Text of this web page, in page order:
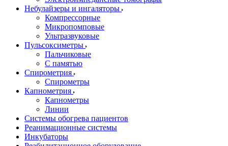
Небулайзеры и ингаляторы
Компрессорные
Микропомповые
Ультразвуковые
Пульсоксиметры
Пальчиковые
С памятью
Спирометрия
Спирометры
Капнометрия
Капнометры
Линии
Системы обогрева пациентов
Реанимационные системы
Инкубаторы